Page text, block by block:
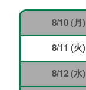
8/10 (月)
8/11 (火)
8/12 (水)